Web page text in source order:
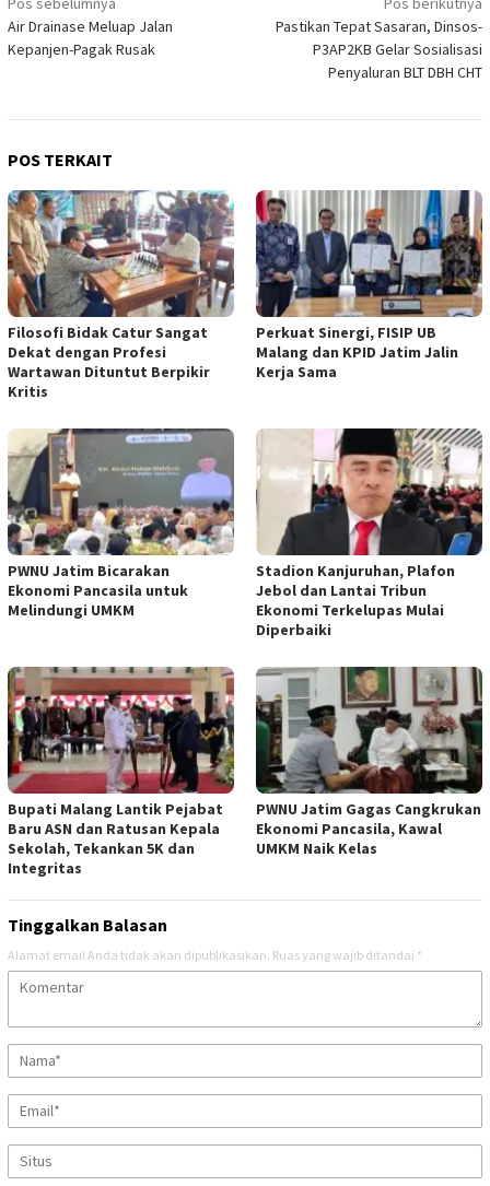
Navigasi
pos
Air Drainase Meluap Jalan
Kepanjen-Pagak Rusak
Pastikan Tepat Sasaran, Dinsos-
P3AP2KB Gelar Sosialisasi
Penyaluran BLT DBH CHT
POS TERKAIT
Filosofi Bidak Catur Sangat
Dekat dengan Profesi
Wartawan Dituntut Berpikir
Kritis
Perkuat Sinergi, FISIP UB
Malang dan KPID Jatim Jalin
Kerja Sama
PWNU Jatim Bicarakan
Ekonomi Pancasila untuk
Melindungi UMKM
Stadion Kanjuruhan, Plafon
Jebol dan Lantai Tribun
Ekonomi Terkelupas Mulai
Diperbaiki
Bupati Malang Lantik Pejabat
Baru ASN dan Ratusan Kepala
Sekolah, Tekankan 5K dan
Integritas
PWNU Jatim Gagas Cangkrukan
Ekonomi Pancasila, Kawal
UMKM Naik Kelas
Tinggalkan Balasan
Alamat email Anda tidak akan dipublikasikan. Ruas yang wajib ditandai *